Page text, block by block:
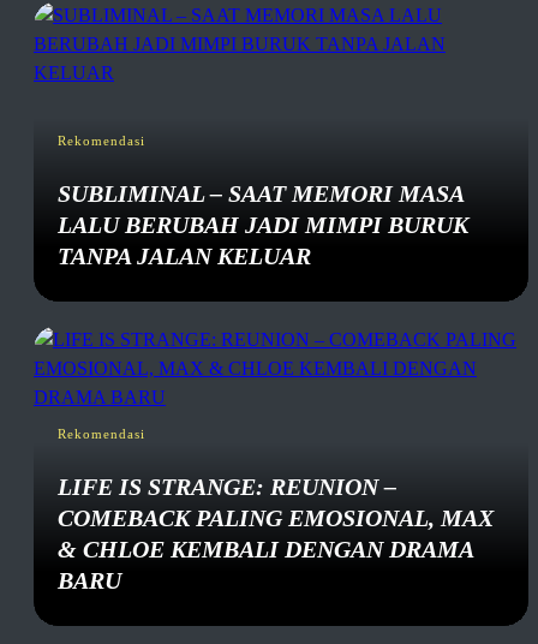
Rekomendasi
SUBLIMINAL – SAAT MEMORI MASA
LALU BERUBAH JADI MIMPI BURUK
TANPA JALAN KELUAR
Rekomendasi
LIFE IS STRANGE: REUNION –
COMEBACK PALING EMOSIONAL, MAX
& CHLOE KEMBALI DENGAN DRAMA
BARU